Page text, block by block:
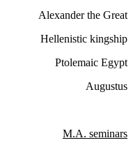
Alexander the Great
Hellenistic kingship
Ptolemaic Egypt
Augustus
M.A. seminars